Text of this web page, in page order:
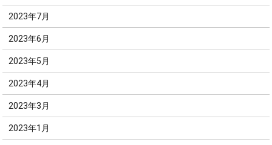
2023年7月
2023年6月
2023年5月
2023年4月
2023年3月
2023年1月